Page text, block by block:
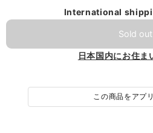
International
Sold out
日本国内にお住ま
この商品をアプ